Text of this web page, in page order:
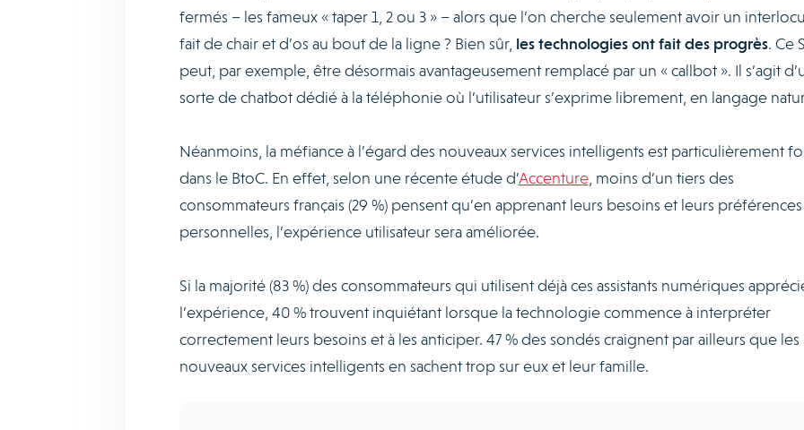
fermés – les fameux « taper 1, 2 ou 3 » – alors que l’on cherche seulement avoir un
fait de chair et d’os au bout de la ligne ? Bien sûr, les technologies ont fait des progrès. Ce
peut, par exemple, être désormais avantageusement remplacé par un « callbot ». Il s’agit
sorte de chatbot dédié à la téléphonie où l’utilisateur s’exprime librement, en langage
Néanmoins, la méfiance à l’égard des nouveaux services intelligents est particulièrement
dans le BtoC. En effet, selon une récente étude d’Accenture, moins d’un tiers des
consommateurs français (29 %) pensent qu’en apprenant leurs besoins et leurs préférences
personnelles, l’expérience utilisateur sera améliorée.
Si la majorité (83 %) des consommateurs qui utilisent déjà ces assistants numériques
l’expérience, 40 % trouvent inquiétant lorsque la technologie commence à interpréter
correctement leurs besoins et à les anticiper. 47 % des sondés craignent par ailleurs que les
nouveaux services intelligents en sachent trop sur eux et leur famille.